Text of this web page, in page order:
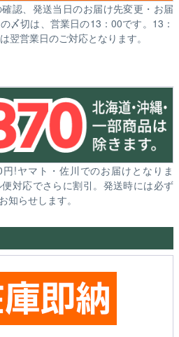
認、発送当日のお届け先変更・お届
〆切は、営業日の13：00です。13：
翌営業日のご対応となります。
!ヤマト・佐川でのお届けとなりま
対応でさらに割引。発送時には必ず
知らせします。